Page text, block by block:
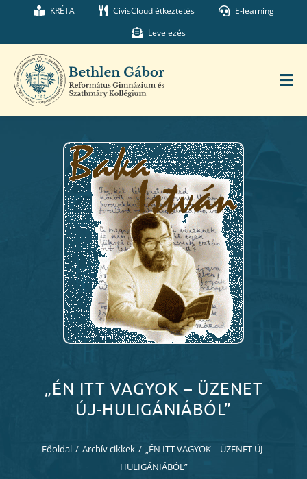
Kihagyás KRÉTA CivisCloud étkeztetés
E-learning
Levelezés
Munkatársaink
Kollégium
Diákjaink
Dokumentumok
Kapcsolat
„ÉN ITT VAGYOK – ÜZENET
ÚJ-HULIGÁNIÁBÓL”
Főoldal / Archív cikkek /
„ÉN ITT VAGYOK – ÜZENET ÚJ-
HULIGÁNIÁBÓL”